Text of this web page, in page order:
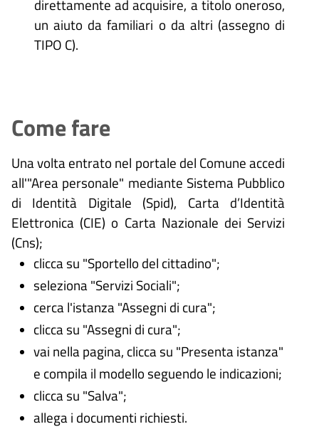
direttamente ad acquisire, a titolo oneroso,
un aiuto da familiari o da altri (assegno di
TIPO C).
Come fare
Una volta entrato nel portale del Comune accedi
all'"Area personale" mediante Sistema Pubblico
di Identità Digitale (Spid), Carta d’Identità
Elettronica (CIE) o Carta Nazionale dei Servizi
(Cns);
clicca su "Sportello del cittadino";
seleziona "Servizi Sociali";
cerca l'istanza "Assegni di cura";
clicca su "Assegni di cura";
vai nella pagina, clicca su "Presenta istanza"
e compila il modello seguendo le indicazioni;
clicca su "Salva";
allega i documenti richiesti.